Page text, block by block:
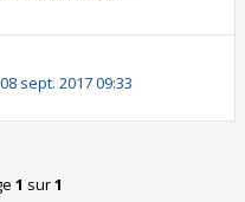
08 sept. 2017 09:33
1 sur1